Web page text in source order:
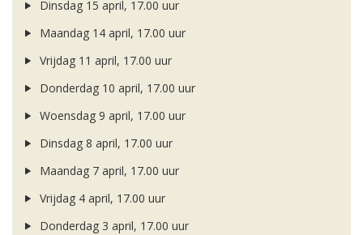
Dinsdag 15 april, 17.00 uur
Maandag 14 april, 17.00 uur
Vrijdag 11 april, 17.00 uur
Donderdag 10 april, 17.00 uur
Woensdag 9 april, 17.00 uur
Dinsdag 8 april, 17.00 uur
Maandag 7 april, 17.00 uur
Vrijdag 4 april, 17.00 uur
Donderdag 3 april, 17.00 uur